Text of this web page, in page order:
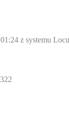
01:24 z systemu